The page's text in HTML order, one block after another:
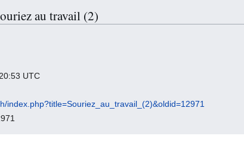
au travail (2)
UTC
index.php?title=Souriez_au_travail_(2)&oldid=12971